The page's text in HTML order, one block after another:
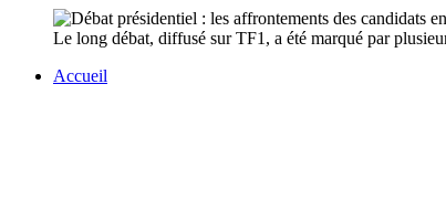
Le long débat, diffusé sur TF1, a été marqué par
Accueil